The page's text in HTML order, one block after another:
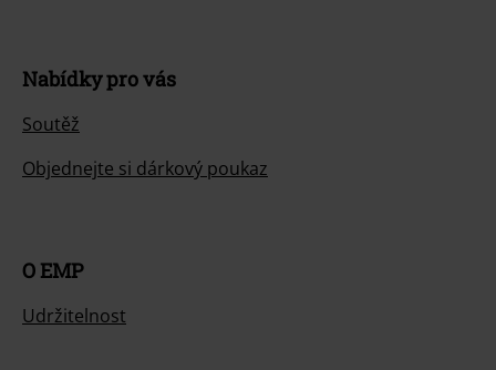
Nabídky pro vás
Soutěž
Objednejte si dárkový poukaz
O EMP
Udržitelnost